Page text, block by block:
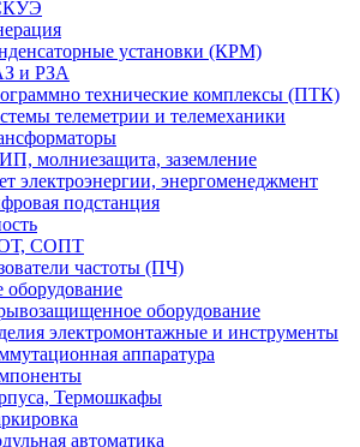
установки (КРМ)
и РЗА
технические комплексы (ПТК)
телеметрии и телемеханики
молниезащита, заземление
электроэнергии, энергоменеджмент
подстанция
СОПТ
частоты (ПЧ)
оборудование
электромонтажные и инструменты
аппаратура
Термошкафы
автоматика